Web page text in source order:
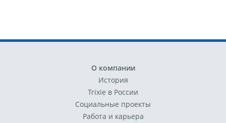
О компании
История
Trixie в России
Социальные проекты
Работа и карьера